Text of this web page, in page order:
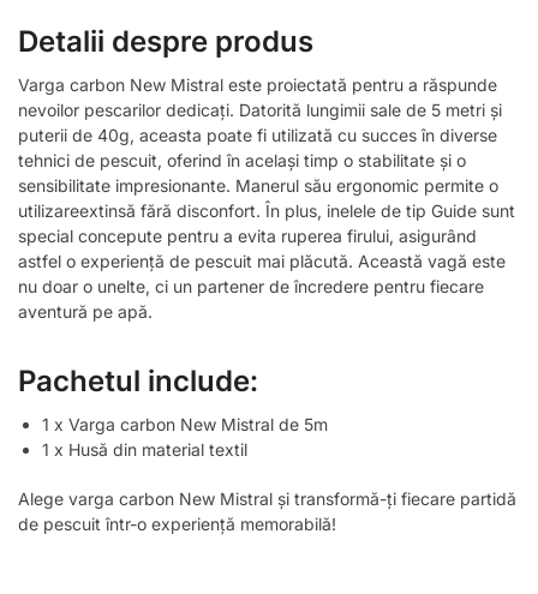
Detalii despre produs
Varga carbon New Mistral este proiectată pentru a răspunde
nevoilor pescarilor dedicați. Datorită lungimii sale de 5 metri și
puterii de 40g, aceasta poate fi utilizată cu succes în diverse
tehnici de pescuit, oferind în același timp o stabilitate și o
sensibilitate impresionante. Manerul său ergonomic permite o
utilizareextinsă fără disconfort. În plus, inelele de tip Guide sunt
special concepute pentru a evita ruperea firului, asigurând
astfel o experiență de pescuit mai plăcută. Această vagă este
nu doar o unelte, ci un partener de încredere pentru fiecare
aventură pe apă.
Pachetul include:
1 x Varga carbon New Mistral de 5m
1 x Husă din material textil
Alege varga carbon New Mistral și transformă-ți fiecare partidă
de pescuit într-o experiență memorabilă!